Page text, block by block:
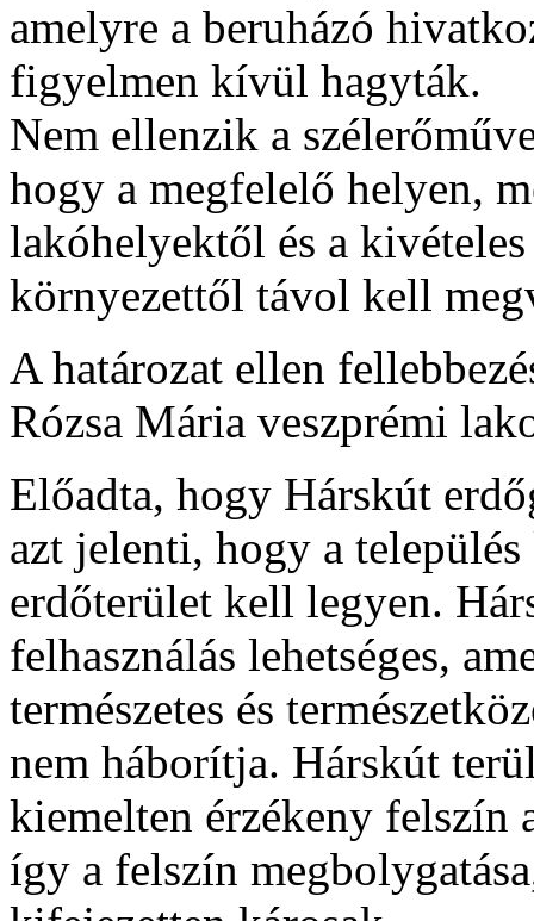
amelyre a beruházó
figyelmen kívül hagyták.
Nem ellenzik a
hogy a megfelelő helyen,
lakóhelyektől és a kivételes
környezettől távol kell
A határozat ellen
Rózsa Mária veszprémi
Előadta, hogy Hárskút
azt jelenti, hogy a
erdőterület kell legyen.
felhasználás lehetséges,
természetes és
nem háborítja. Hárskút
kiemelten érzékeny
így a felszín